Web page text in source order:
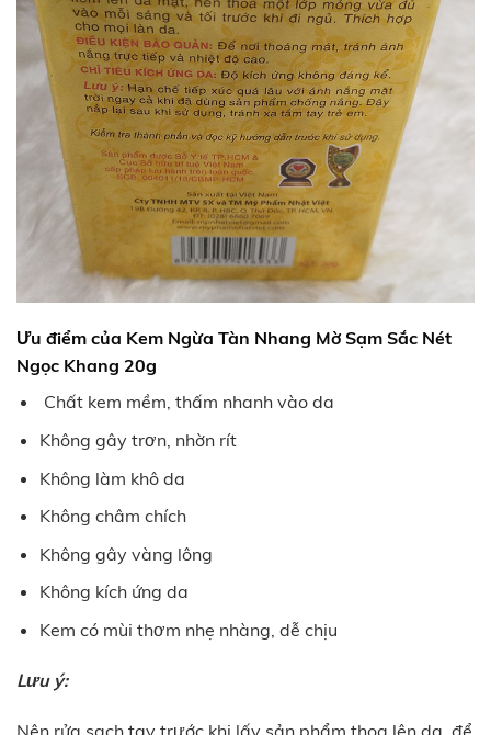
Ưu điểm của Kem Ngừa Tàn Nhang Mờ Sạm Sắc Nét
Ngọc Khang 20g
Chất kem mềm, thấm nhanh vào da
Không gây trơn, nhờn rít
Không làm khô da
Không châm chích
Không gây vàng lông
Không kích ứng da
Kem có mùi thơm nhẹ nhàng, dễ chịu
Lưu ý:
Nên rửa sạch tay trước khi lấy sản phẩm thoa lên da, để